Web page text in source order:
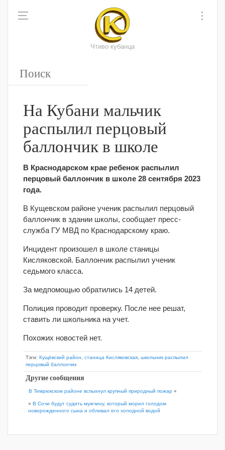
Чтиво кубанца
На Кубани мальчик
распылил перцовый
баллончик в школе
В Краснодарском крае ребенок распылил
перцовый баллончик в школе 28 сентября 2023
года.
В Кущевском районе ученик распылил перцовый
баллончик в здании школы, сообщает пресс-
служба ГУ МВД по Краснодарскому краю.
Инцидент произошел в школе станицы
Кисляковской. Баллончик распылил ученик
седьмого класса.
За медпомощью обратились 14 детей.
Полиция проводит проверку. После нее решат,
ставить ли школьника на учет.
Похожих новостей нет.
Тэги: Кущёвский район станица Кисляковская школьник распылил
перцовый баллончик
Другие сообщения
В Темрюкском районе вспыхнул крупный природный пожар «
» В Сочи будут судить мужчину, который морил голодом
новорожденного сына и обливал его холодной водой